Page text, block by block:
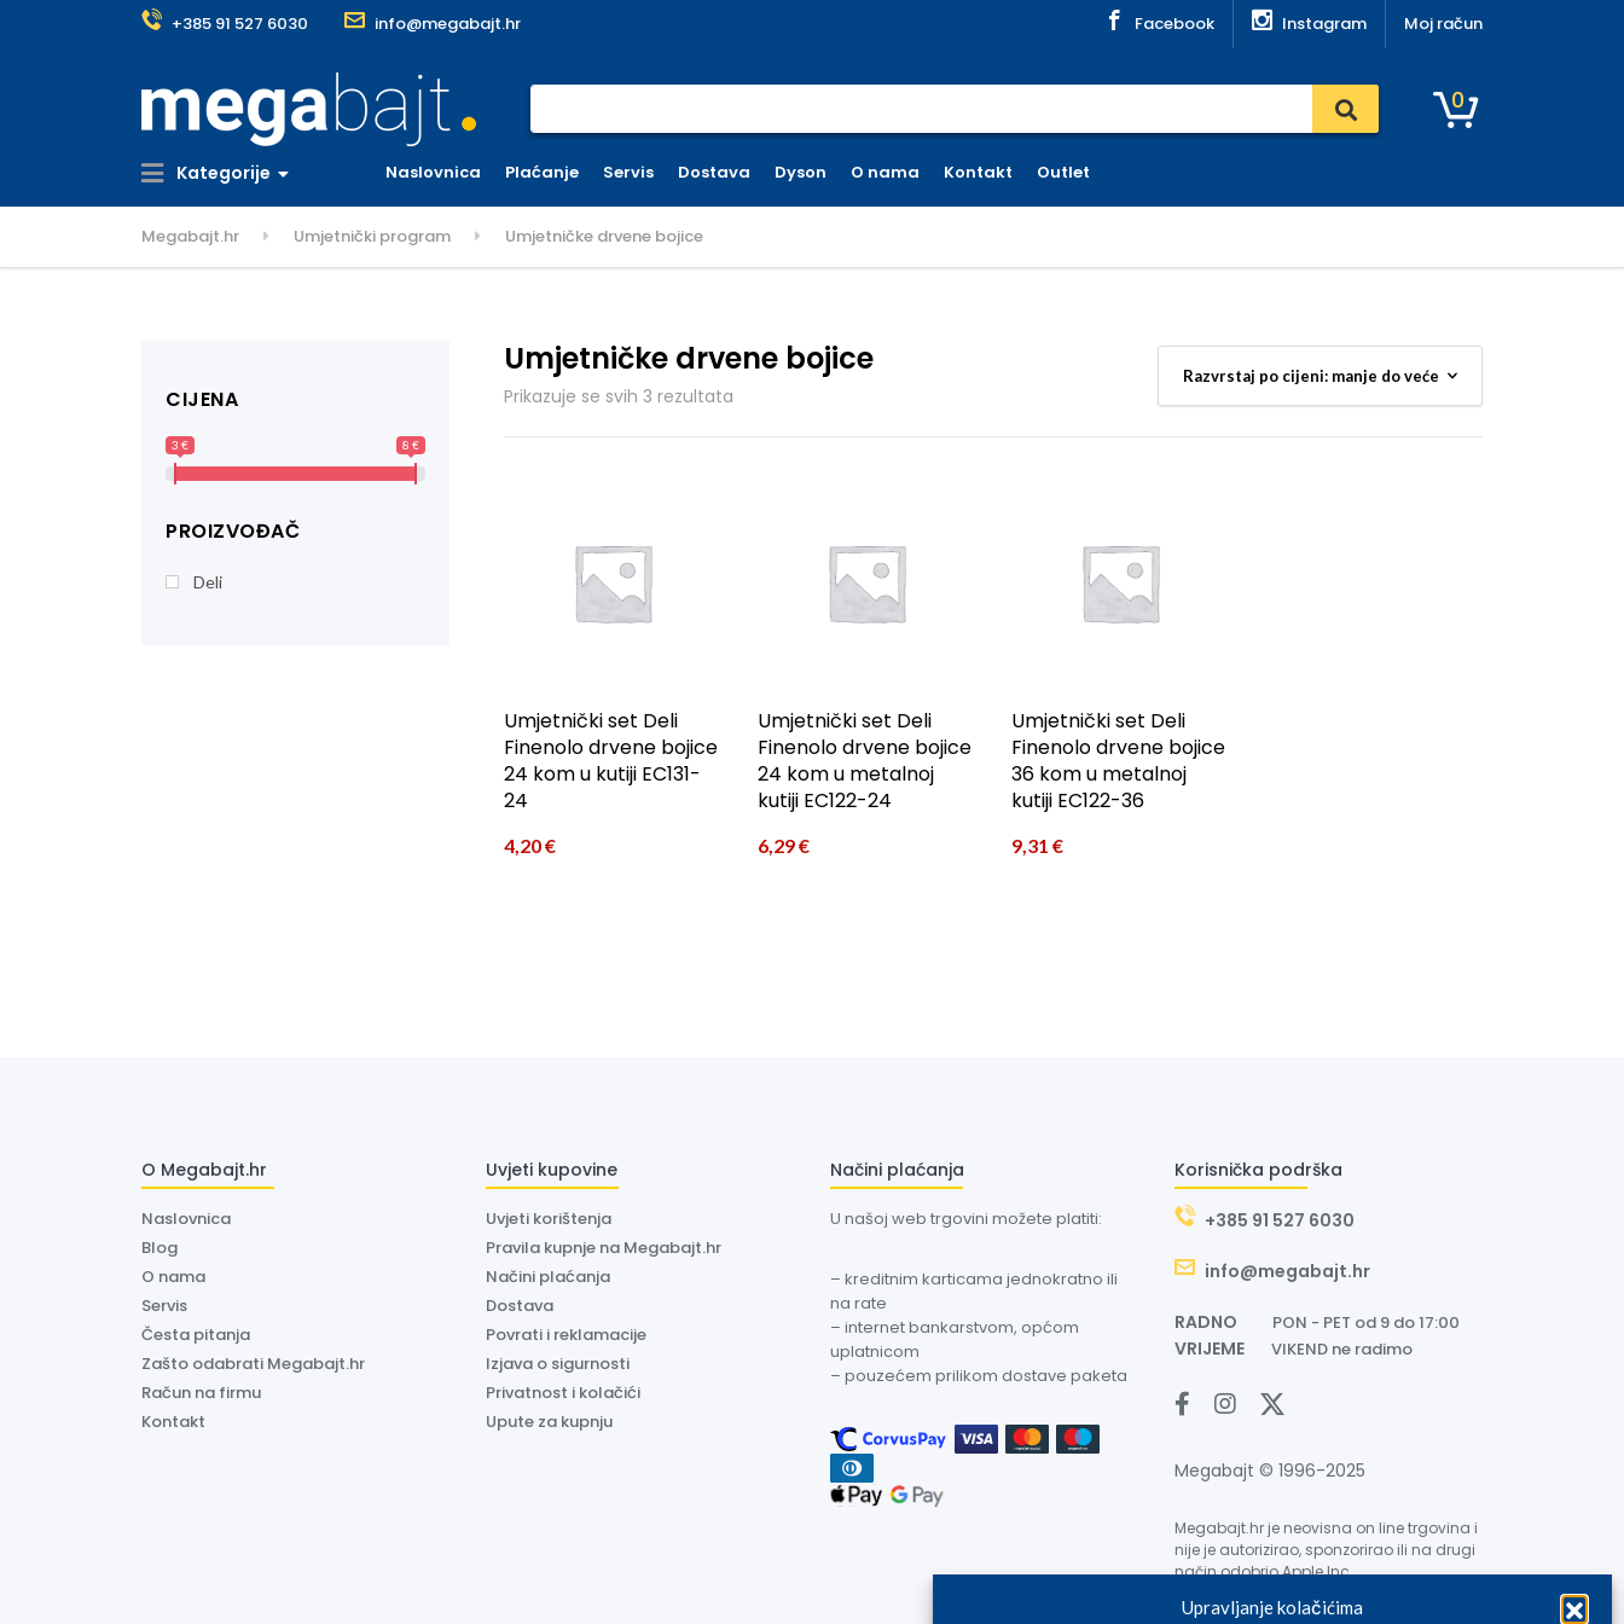
Upravljanje kolačićima
+385 91 527 6030 info@megabajt.hr Facebook Instagram Moj račun
0
Kategorije Naslovnica Plaćanje Servis Dostava Dyson O nama Kontakt Outlet
Megabajt.hr Umjetnički program Umjetničke drvene bojice
Umjetničke drvene bojice
Prikazuje se svih 3 rezultata
Umjetnički set Deli
Finenolo drvene bojice
24 kom u kutiji EC131-
24
4,20€
Umjetnički set Deli
Finenolo drvene bojice
24 kom u metalnoj
kutiji EC122-24
6,29€
Umjetnički set Deli
Finenolo drvene bojice
36 kom u metalnoj
kutiji EC122-36
9,31 €
CIJENA
3 € 8 €
PROIZVOĐAČ
Deli
O Megabajt.hr
Naslovnica
Blog
O nama
Servis
Česta pitanja
Zašto odabrati Megabajt.hr
Račun na firmu
Kontakt
Uvjeti kupovine
Uvjeti korištenja
Pravila kupnje na Megabajt.hr
Načini plaćanja
Dostava
Povrati i reklamacije
Izjava o sigurnosti
Privatnost i kolačići
Upute za kupnju
Načini plaćanja
U našoj web trgovini možete platiti:
– kreditnim karticama jednokratno ili
na rate
– internet bankarstvom, općom
uplatnicom
– pouzećem prilikom dostave paketa
Korisnička podrška
+385 91 527 6030
info@megabajt.hr
RADNO PON - PET od 9 do 17:00
VRIJEME VIKEND ne radimo
Megabajt © 1996-2025
Megabajt.hr je neovisna on line trgovina i
nije je autorizirao, sponzorirao ili na drugi
način odobrio Apple Inc.